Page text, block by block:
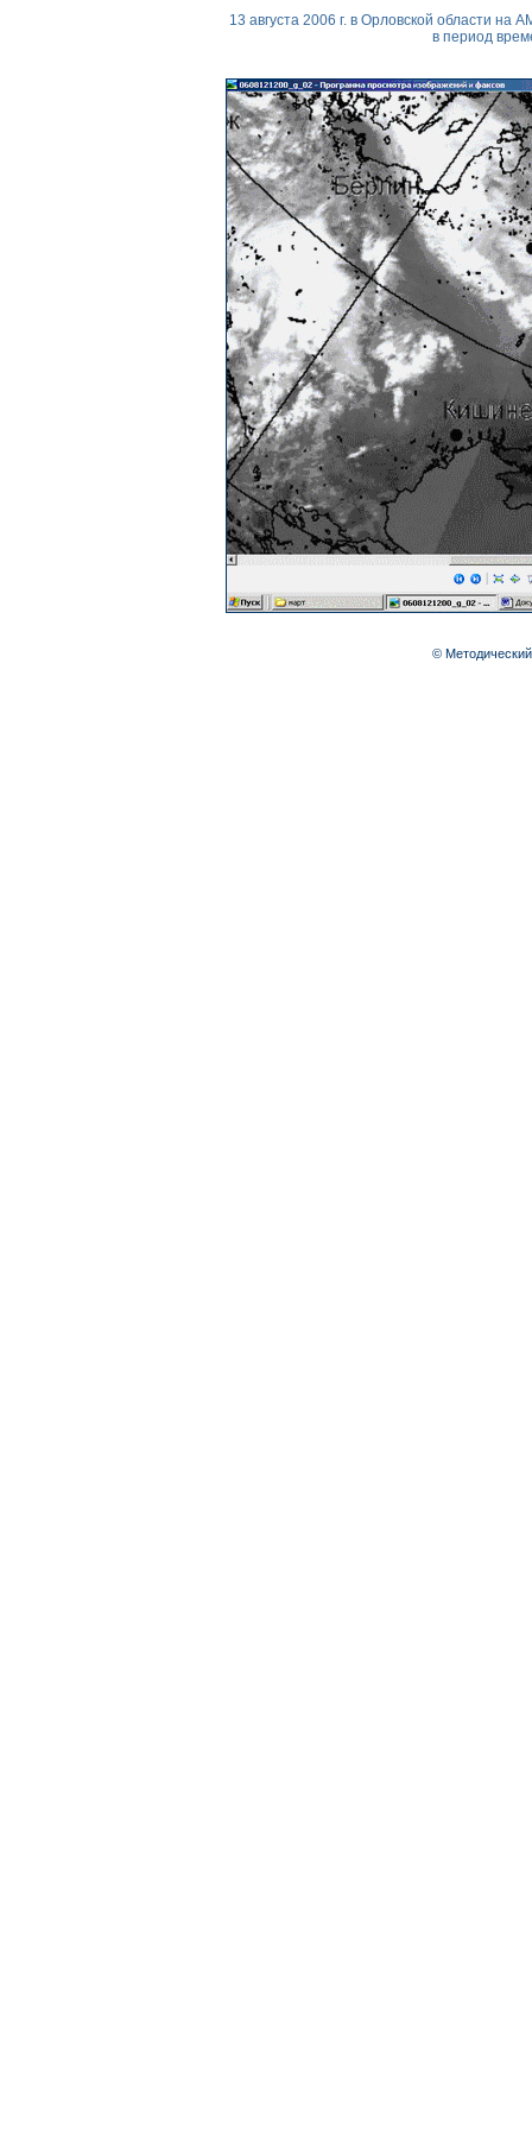
13 августа 2006 г. в Орловской области
в период
©